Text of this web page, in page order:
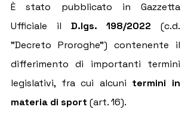
È stato pubblicato in Gazzetta
Ufficiale il D.lgs. 198/2022 (c.d.
"Decreto Proroghe") contenente il
differimento di importanti termini
legislativi, fra cui alcuni termini in
materia di sport (art. 16).